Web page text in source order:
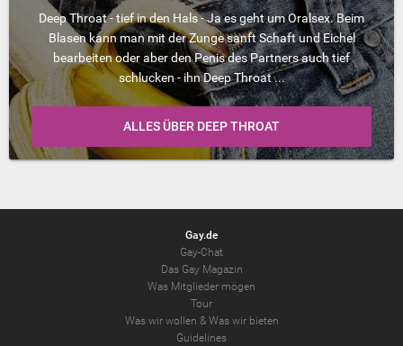
Deep Throat - tief in den Hals - Ja es geht um Oralsex. Beim
Blasen kann man mit der Zunge sanft Schaft und Eichel
bearbeiten oder aber den Penis des Partners auch tief
schlucken - ihn Deep Throat ...
ALLES ÜBER DEEP THROAT
Gay.de
Gay-Chat
Das Gay Magazin
Was Mitglieder mögen
Tour
Was wir wollen & Was wir bieten
Guidelines